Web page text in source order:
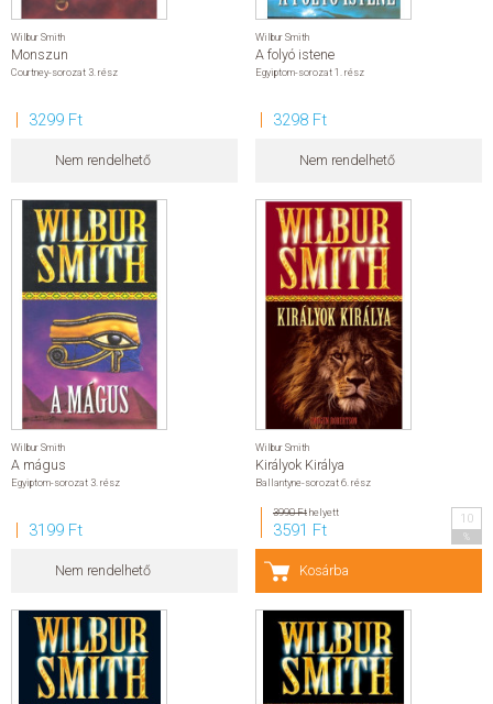
Wilbur Smith
Monszun
Courtney-sorozat 3. rész
3299 Ft
Nem rendelhető
Wilbur Smith
A folyó istene
Egyiptom-sorozat 1. rész
3298 Ft
Nem rendelhető
Wilbur Smith
A mágus
Egyiptom-sorozat 3. rész
3199 Ft
Nem rendelhető
Wilbur Smith
Királyok Királya
Ballantyne-sorozat 6. rész
3990 Fthelyett
3591 Ft
10
Kosárba